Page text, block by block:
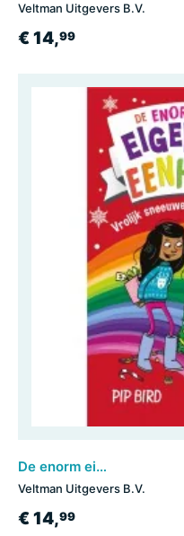
Veltman Uitgevers B.V.
€ 14,99
De enorm eigenwijze eenhoorn: Vrolijk Sneeuweenhoornfeest!
Veltman Uitgevers B.V.
€ 14,99